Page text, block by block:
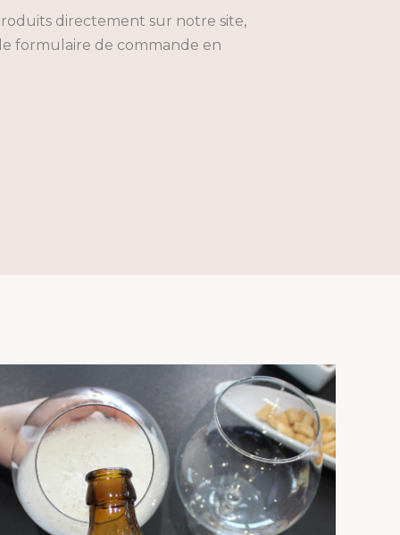
directement sur notre site,
formulaire de commande en